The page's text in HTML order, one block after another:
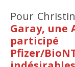
Pour
Garay, une
participé
Pfizer/